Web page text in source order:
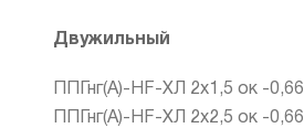
Двужильный
ППГнг(А)-HF-ХЛ 2х1,5 ок -0,66
ППГнг(А)-HF-ХЛ 2х2,5 ок -0,66